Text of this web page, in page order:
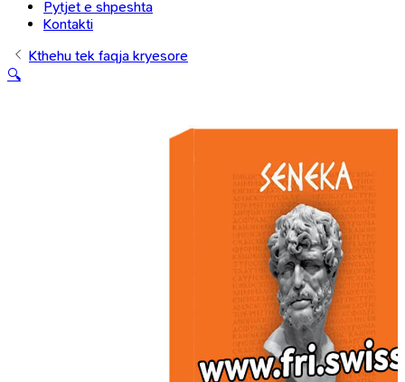
Pytjet e shpeshta
Kontakti
Kthehu tek faqja kryesore
🔍